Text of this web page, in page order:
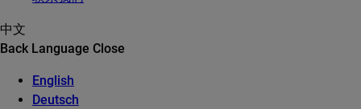
中文
Back Language Close
English
Deutsch